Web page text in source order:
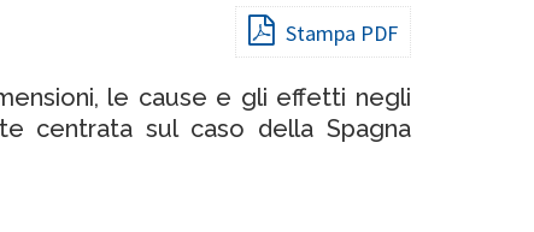
Stampa PDF
le cause e gli effetti negli
centrata sul caso della Spagna